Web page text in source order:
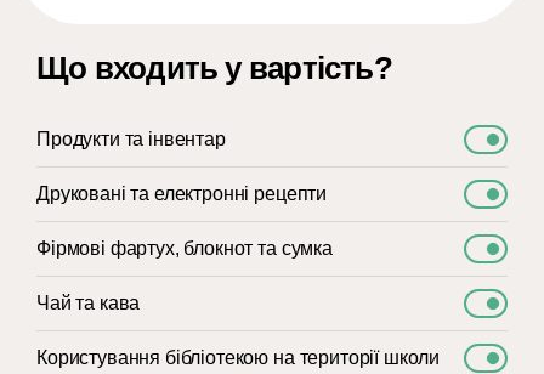
Що входить у вартість?
Продукти та інвентар
Друковані та електронні рецепти
Фірмові фартух, блокнот та сумка
Чай та кава
Користування бібліотекою на території школи